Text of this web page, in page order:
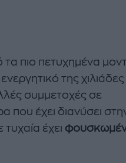
τα πιο πετυχημένα
της χιλιάδες
συμμετοχές σε
που έχει διανύσει
έχει